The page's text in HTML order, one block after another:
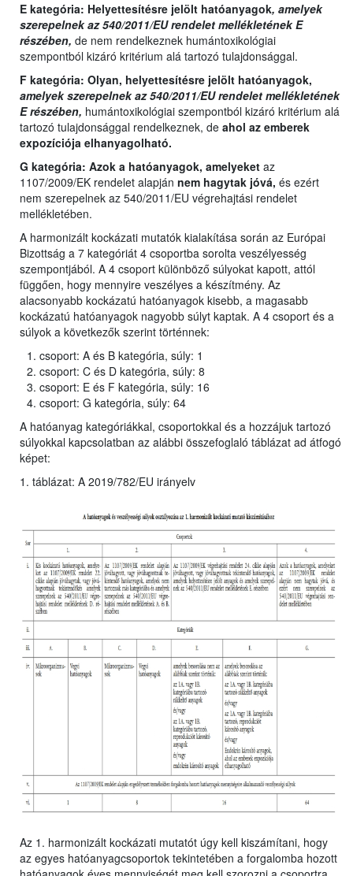
E kategória: Helyettesítésre jelölt hatóanyagok, amelyek
szerepelnek az 540/2011/EU rendelet mellékletének E
részében, de nem rendelkeznek humántoxikológiai
szempontból kizáró kritérium alá tartozó tulajdonsággal.
F kategória: Olyan, helyettesítésre jelölt hatóanyagok,
amelyek szerepelnek az 540/2011/EU rendelet mellékletének
E részében, humántoxikológiai szempontból kizáró kritérium alá
tartozó tulajdonsággal rendelkeznek, de ahol az emberek
expozíciója elhanyagolható.
G kategória: Azok a hatóanyagok, amelyeket az
1107/2009/EK rendelet alapján nem hagytak jóvá, és ezért
nem szerepelnek az 540/2011/EU végrehajtási rendelet
mellékletében.
A harmonizált kockázati mutatók kialakítása során az Európai
Bizottság a 7 kategóriát 4 csoportba sorolta veszélyesség
szempontjából. A 4 csoport különböző súlyokat kapott, attól
függően, hogy mennyire veszélyes a készítmény. Az
alacsonyabb kockázatú hatóanyagok kisebb, a magasabb
kockázatú hatóanyagok nagyobb súlyt kaptak. A 4 csoport és a
súlyok a következők szerint történnek:
csoport: A és B kategória, súly: 1
csoport: C és D kategória, súly: 8
csoport: E és F kategória, súly: 16
csoport: G kategória, súly: 64
A hatóanyag kategóriákkal, csoportokkal és a hozzájuk tartozó
súlyokkal kapcsolatban az alábbi összefoglaló táblázat ad átfogó
képet:
1. táblázat: A 2019/782/EU irányelv
Az 1. harmonizált kockázati mutatót úgy kell kiszámítani, hogy
az egyes hatóanyagcsoportok tekintetében a forgalomba hozott